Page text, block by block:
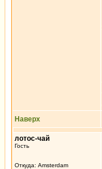
Наверх
лотос-чай
Гость
Откуда: Amsterdam